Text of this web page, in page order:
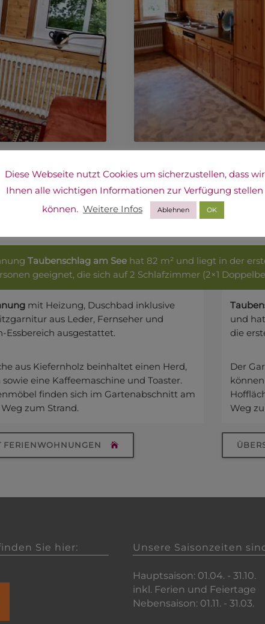
Taubenschlag
Taubenschlag am See hat 82 m² und liegt in der
geeignet, die sich auf 2 Schlafzimmer (2×1
mit Heizung, Duschbad inklusive
aus Leder, Fernseher und
Essbereich ausgestattet.
aus Kiefernholz beinhaltet einen Herd,
eine Kaffeemaschine und Toaster.
finden sich im Gartenabschnitt am
zum Strand.
und
die
Der
Weg
FERIENWOHNUNGEN
Sie hier: Unsere Saisonzeiten
Hauptsaison: 01.04. - 31.10.
inkl. Ferien und Feiertage
Nebensaison: 01.11. - 31.03.
Diese Webseite nutzt Cookies um sicherzustellen, dass wir
Ihnen alle wichtigen Informationen zur Verfügung stellen
können. Weitere Infos Ablehnen OK